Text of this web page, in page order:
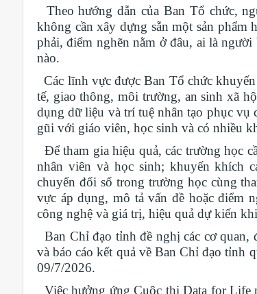
Theo hướng dẫn của Ban Tổ chức,
không cần xây dựng sẵn một sản phẩm
phải, điểm nghẽn nằm ở đâu, ai là
nào.
Các lĩnh vực được Ban Tổ chức
tế, giao thông, môi trường, an sinh xã
dụng dữ liệu và trí tuệ nhân tạo phục
gũi với giáo viên, học sinh và có nhiều
Để tham gia hiệu quả, các trường học
nhân viên và học sinh; khuyến khích
chuyển đổi số trong trường học cùng
vực áp dụng, mô tả vấn đề hoặc điểm
công nghệ và giá trị, hiệu quả dự kiến
Ban Chỉ đạo tỉnh đề nghị các cơ
và báo cáo kết quả về Ban Chỉ đạo tỉnh
09/7/2026.
Việc hưởng ứng Cuộc thi Data for Life